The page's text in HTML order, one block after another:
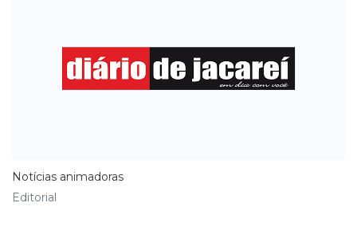
Notícias animadoras
Editorial